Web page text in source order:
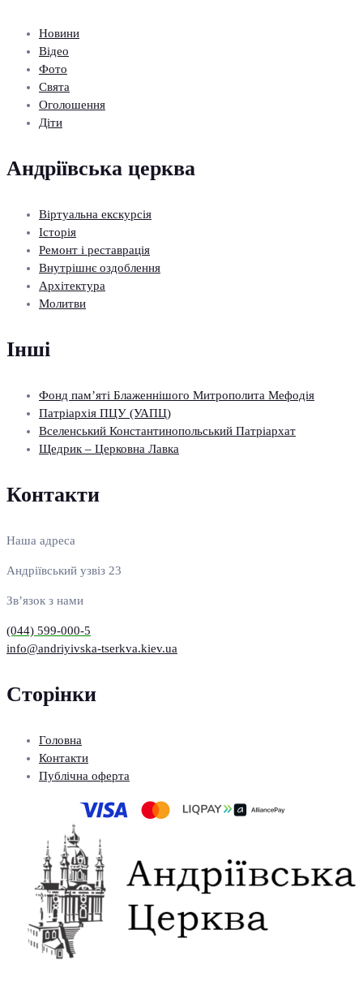
Новини
Відео
Фото
Свята
Оголошення
Діти
Андріївська церква
Віртуальна екскурсія
Історія
Ремонт і реставрація
Внутрішнє оздоблення
Архітектура
Молитви
Інші
Фонд пам’яті Блаженнішого Митрополита Мефодія
Патріархія ПЦУ (УАПЦ)
Вселенський Константинопольський Патріархат
Щедрик – Церковна Лавка
Контакти
Наша адреса
Андріївський узвіз 23
Зв’язок з нами
(044) 599-000-5
info@andriyivska-tserkva.kiev.ua
Сторінки
Головна
Контакти
Публічна оферта